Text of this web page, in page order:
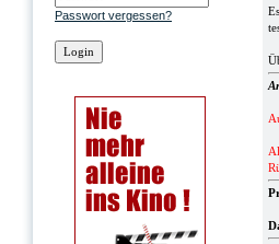
Passwort vergessen?